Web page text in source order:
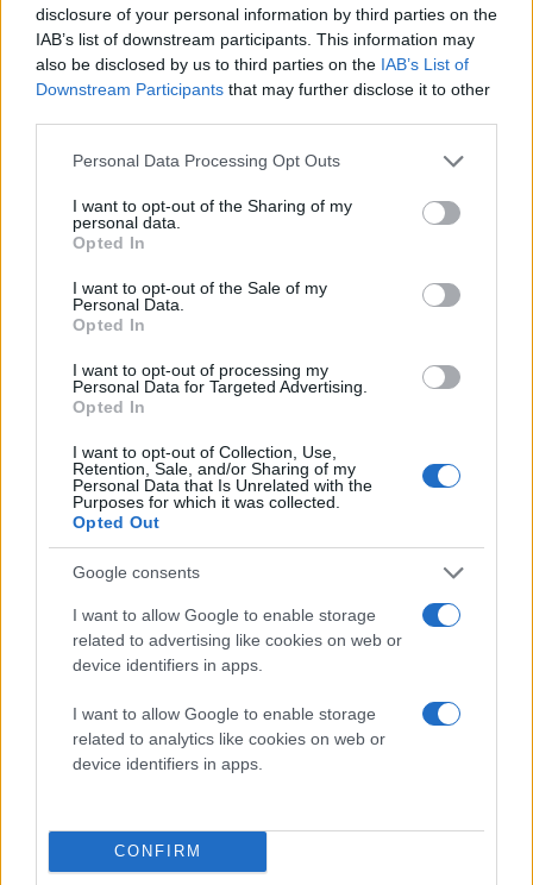
disclosure of your personal information by third parties on the
IAB’s list of downstream participants. This information may
also be disclosed by us to third parties on the IAB’s List of
Downstream Participants that may further disclose it to other
Please note that this website/app uses one or more Google
not limited to your visit or usage behaviour. You may click to
grant or deny consent to Google and its third-party tags to
use your data for below specified purposes in below Google
consent section.
Personal Data Processing Opt Outs
I want to opt-out of the Sharing of my
personal data.
Opted In
I want to opt-out of the Sale of my
Personal Data.
Opted In
I want to opt-out of processing my
Personal Data for Targeted Advertising.
Opted In
I want to opt-out of Collection, Use,
Retention, Sale, and/or Sharing of my
Personal Data that Is Unrelated with the
Purposes for which it was collected.
Opted Out
Google consents
I want to allow Google to enable storage
related to advertising like cookies on web or
device identifiers in apps.
I want to allow Google to enable storage
related to analytics like cookies on web or
device identifiers in apps.
CONFIRM
Μνήμη RAM 2GB
Αποθηκευτικός χώρος 64GB eMMC (επέκταση με
microSD)
WiFi 802.11 a/b/g/n, Bluetooth 4.0, GPS, επιλογή
3G/4G/HSPA+
NFC chip
Υποδοχές microHDMI, microUSB, microSD
Επιλογή για γραφίδα
Λειτουργικό σύστημα Windows 8 32bit
Μπαταρία 30Whr (10 ώρες αυτονομία)
Διαστάσεις 262.6 x 164 x 9.8mm
Βάρος λιγότερο από 600gr
Να σημειωθεί ότι μαζί με το ThinkPad Tablet 2 θα
κυκλοφορήσει και ειδική βάση-πληκτρολόγιο με
έξοδο HDMI, 3x USB και Ethernet. Σε ό,τι αφορά τις
τιμές, η εταιρεία θα γίνει πιο σαφής όταν
πλησιάσουμε περισσότερο στην ημερομηνία
κυκλοφορίας, προφανώς για να δει και τις τιμές των
ανταγωνιστών της.